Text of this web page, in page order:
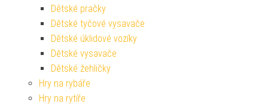
Dětské pračky
Dětské tyčové vysavače
Dětské úklidové vozíky
Dětské vysavače
Dětské žehličky
Hry na rybáře
Hry na rytíře